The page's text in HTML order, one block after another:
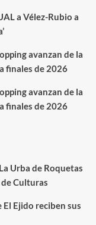
a Vélez-Rubio a
avanzan de la
finales de 2026
avanzan de la
finales de 2026
Urba de Roquetas
Culturas
El Ejido reciben sus